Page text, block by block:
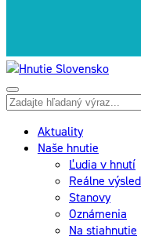
Aktuality
Naše hnutie
Ľudia v hnutí
Reálne
Stanovy
Oznámenia
Na stiahnutie